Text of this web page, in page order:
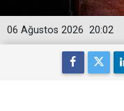
20:02
06 Ağustos 2026